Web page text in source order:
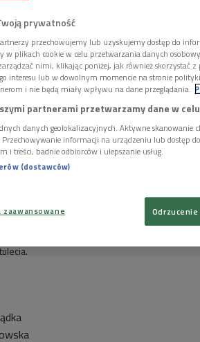
Zwycięzca staje się
(motto powieści, słowa gł. bohatera,
– Gloria i Anthony – to młoda para z
i bogactwie wspólne życie, które
wkrada się nuda, pospolitość, a uczucia
jednego z czołowych przedstawicieli
XX w., powstała między błyskotliwym
dziełem – Wielkim Gatsbym(1925).
późniejszej twórczości, interesująco, wręcz
z ironicznym wizerunkiem amerykańskich
prywatność
przechowujemy lub uzyskujemy dostęp do
w plikach cookie w celu przetwarzania danych
nimi, klikając poniżej, jak również skorzystać
interesu lub w dowolnym momencie na stronie
i nie będą miały wpływu na dane przeglądania.
partnerami przetwarzamy dane w
danych geolokalizacyjnych. Aktywne skanowanie
informacji na urządzeniu lub dostęp
i treści, badnie odbiorców i ulepszanie usług.
(dostawców)